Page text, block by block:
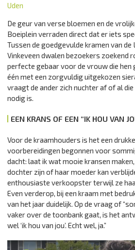
Uden
De geur van verse bloemen en de
Boeiplein verraden direct dat er iets
Tussen de goedgevulde kramen van de
Vinkeveen dwalen bezoekers zoekend
perfecte gebaar voor de vrouw die hen
één met een zorgvuldig uitgekozen
vraagt de ander zich nuchter af of al
nodig is.
EEN KRANS OF EEN “IK HOU VAN
Voor de kraamhouders is het een
voorbereidingen begonnen voor
dacht: laat ik wat mooie kransen
dochter zijn of haar moeder kan
enthousiaste verkoopster terwijl ze
Even verderop, bij een kraam met
van het jaar duidelijk. Op de vraag of
vaker over de toonbank gaat, is het
wel ‘ik hou van jou’. Echt wel, ja.”
Videospeler